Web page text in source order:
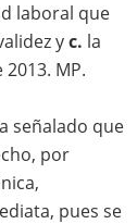
laboral que
yc. la
MP.
señalado que
por
pues se